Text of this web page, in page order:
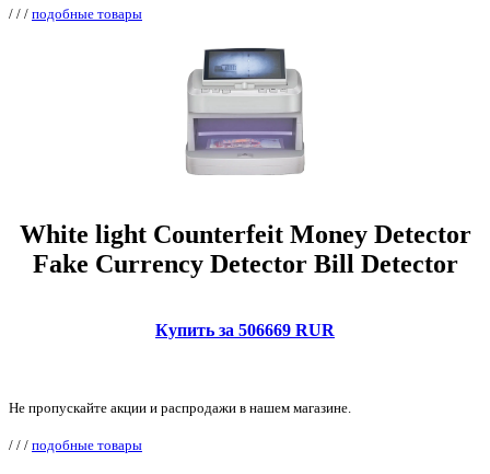
/ / / подобные товары
White light Counterfeit Money Detector
Fake Currency Detector Bill Detector
Купить за 506669 RUR
Не пропускайте акции и распродажи в нашем магазине.
/ / / подобные товары